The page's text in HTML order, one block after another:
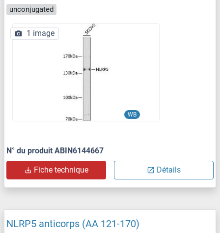
unconjugated
WB
1 image
N° du produit ABIN6144667
Fiche technique Détails
NLRP5 anticorps (AA 121-170)